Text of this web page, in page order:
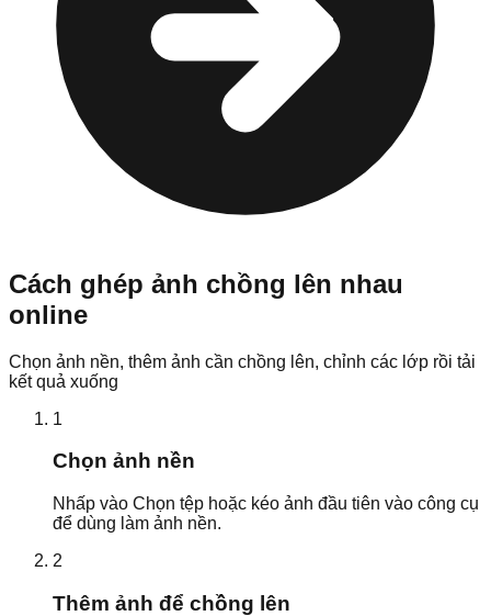
Cách ghép ảnh chồng lên nhau
online
Chọn ảnh nền, thêm ảnh cần chồng lên, chỉnh các lớp rồi tải
kết quả xuống
1
Chọn ảnh nền
Nhấp vào Chọn tệp hoặc kéo ảnh đầu tiên vào công cụ
để dùng làm ảnh nền.
2
Thêm ảnh để chồng lên